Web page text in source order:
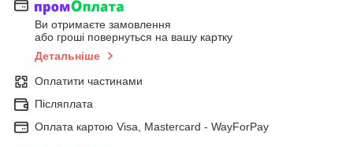
Ви отримаєте замовлення
або гроші повернуться на вашу картку
Детальніше
Оплатити частинами
Післяплата
Оплата картою Visa, Mastercard - WayForPay